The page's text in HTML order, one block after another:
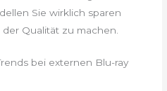
Sie wirklich sparen
Qualität zu machen.
bei externen Blu-ray